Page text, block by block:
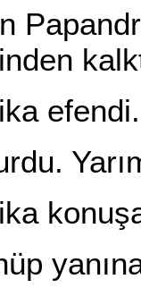
efendi.